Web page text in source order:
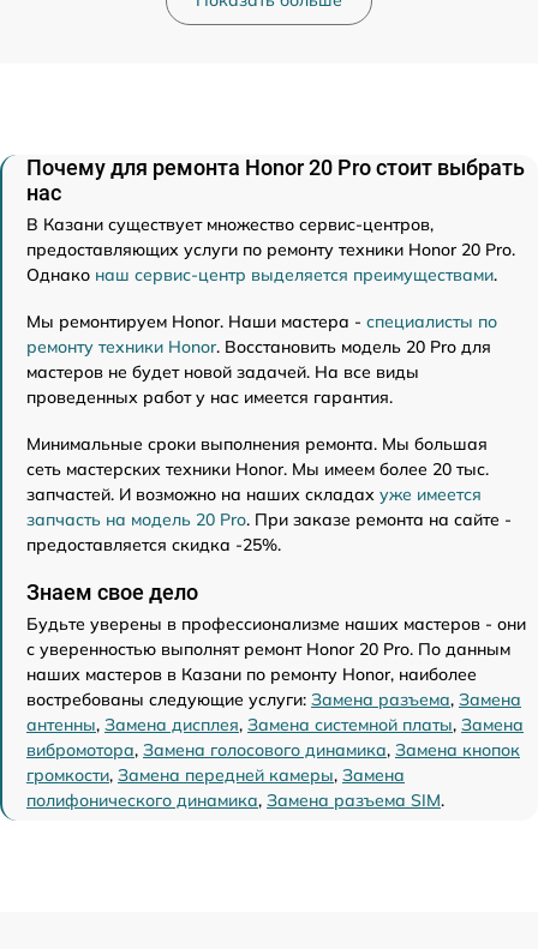
Почему для ремонта Honor 20 Pro стоит выбрать
нас
В Казани существует множество сервис-центров,
предоставляющих услуги по ремонту техники Honor 20 Pro.
Однако наш сервис-центр выделяется преимуществами.
Мы ремонтируем Honor. Наши мастера - специалисты по
ремонту техники Honor. Восстановить модель 20 Pro для
мастеров не будет новой задачей. На все виды
проведенных работ у нас имеется гарантия.
Минимальные сроки выполнения ремонта. Мы большая
сеть мастерских техники Honor. Мы имеем более 20 тыс.
запчастей. И возможно на наших складах уже имеется
запчасть на модель 20 Pro. При заказе ремонта на сайте -
предоставляется скидка -25%.
Знаем свое дело
Будьте уверены в профессионализме наших мастеров - они
с уверенностью выполнят ремонт Honor 20 Pro. По данным
наших мастеров в Казани по ремонту Honor, наиболее
востребованы следующие услуги: Замена разъема, Замена
антенны, Замена дисплея, Замена системной платы, Замена
вибромотора, Замена голосового динамика, Замена кнопок
громкости, Замена передней камеры, Замена
полифонического динамика, Замена разъема SIM.